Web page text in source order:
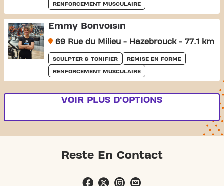
RENFORCEMENT MUSCULAIRE
Emmy Bonvoisin
69 Rue du Milieu - Hazebrouck - 77.1 km
SCULPTER & TONIFIER REMISE EN FORME
RENFORCEMENT MUSCULAIRE
VOIR PLUS D'OPTIONS
Reste En Contact